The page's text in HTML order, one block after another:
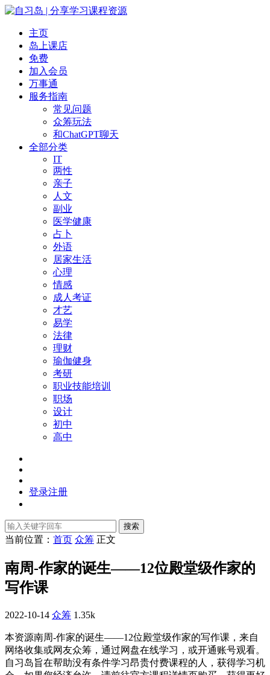
主页
岛上课店
免费
加入会员
万事通
服务指南
常见问题
众筹玩法
和ChatGPT聊天
全部分类
IT
两性
亲子
人文
副业
医学健康
占卜
外语
居家生活
心理
情感
成人考证
才艺
易学
法律
理财
瑜伽健身
考研
职业技能培训
职场
设计
初中
高中
登录注册
搜索
当前位置： 首页 众筹 正文
南周-作家的诞生——12位殿堂级作家的
写作课
2022-10-14 众筹 1.35k
本资源南周-作家的诞生——12位殿堂级作家的写作课，来自
网络收集或网友众筹，通过网盘在线学习，或开通账号观看。
自习岛旨在帮助没有条件学习昂贵付费课程的人，获得学习机